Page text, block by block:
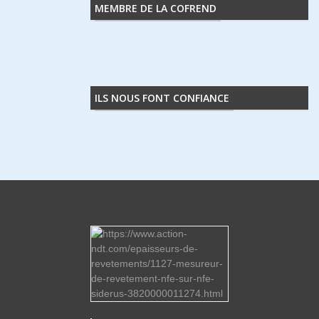
MEMBRE DE LA COFREND
ILS NOUS FONT CONFIANCE